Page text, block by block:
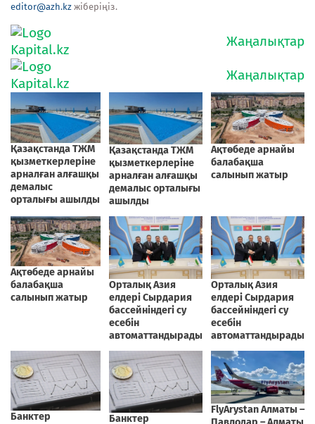
editor@azh.kz жіберіңіз.